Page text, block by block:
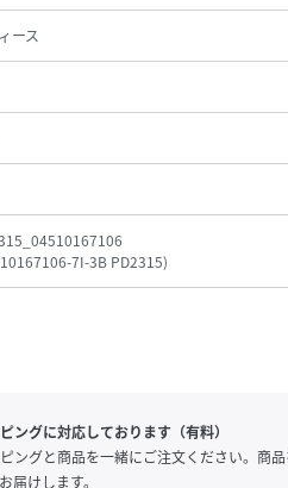
ース
7I-3B PD2315)
ングに対応しております（有料）
ングと商品を一緒にご注文ください。商
届けします。